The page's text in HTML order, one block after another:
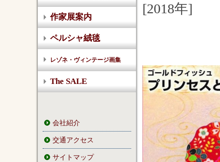
作家展案内
ペルシャ絨毯
レゾネ・ヴィンテージ画集
The SALE
会社紹介
交通アクセス
サイトマップ
[2018年]